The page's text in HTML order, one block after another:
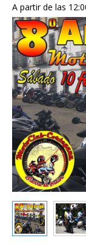
A partir de las